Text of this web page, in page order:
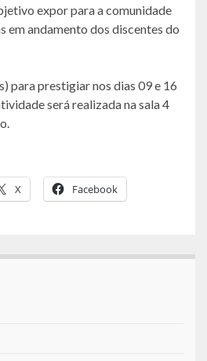
expor para a comunidade
em andamento dos discentes do
para prestigiar nos dias 09 e 16
será realizada na sala 4
X Facebook